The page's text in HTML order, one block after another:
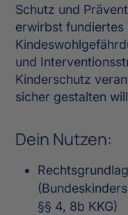
Schutz und
erwirbst fundiertes
und
Kinderschutz
sicher gestalten
Dein Nutzen:
§§ 4, 8b KKG)